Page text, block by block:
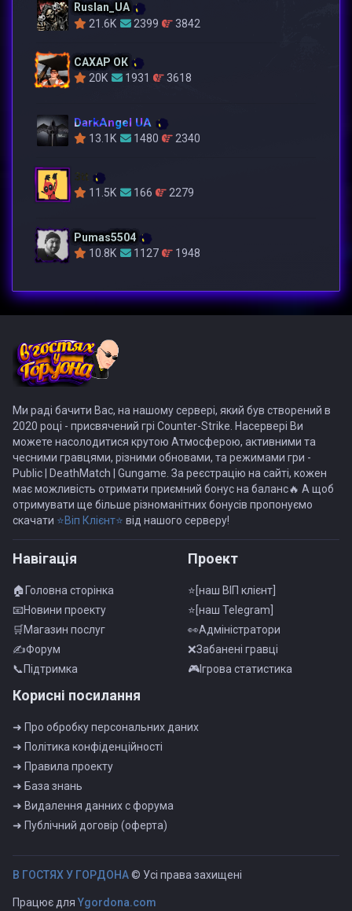
Ruslan_UA
21.6K
2399 3842
САХАР ОК
20K
1931 3618
DarkAngel UA
13.1K 1480 2340
3tt
11.5K 166 2279
Pumas5504
10.8K
1127 1948
Ми раді бачити Вас, на нашому сервері, який був створений в
2020 році - присвячений грі Counter-Strike. Насервері Ви
можете насолодитися крутою Атмосферою, активними та
чесними гравцями, різними обновами, та режимами гри -
Public | DeathMatch | Gungame. За реєстрацію на сайті, кожен
має можливість отримати приємний бонус на баланс🔥 А щоб
отримувати ще більше різноманітних бонусів пропонуємо
скачати ⭐Віп Клієнт⭐ від нашого серверу!
Навiгацiя
🏠Головна сторінка
📧Новини проекту
🛒Магазин послуг
✍Форум
📞Пiдтримка
Проект
⭐[наш ВІП клієнт]
⭐[наш Telegram]
👀Адмiнiстратори
❌Забанені гравці
🎮Iгрова статистика
Корисні посилання
➜ Про обробку персональних даних
➜ Полiтика конфiденцiйностi
➜ Правила проекту
➜ База знань
➜ Видалення данних с форума
➜ Публiчний договiр (оферта)
B ГOCTЯX У ГOPДOHA© Усі права захищені
Працює для Ygordona.com